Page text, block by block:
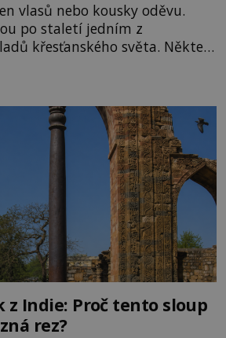
vlasů nebo kousky oděvu.
po staletí jedním z
křesťanského světa. Některé
historii, jiné provází
objevy. Jejich osudy
Ve středověké
mimořádnou hodnotu. Nejsou
z Indie: Proč tento sloup
rez?